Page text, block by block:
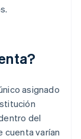
asignado
del
cuenta varían